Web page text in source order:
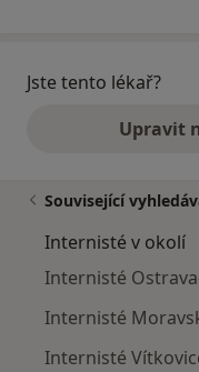
Jste tento lékař?
Upravit
Související
Internisté v okolí
Internisté
Internisté
Internisté